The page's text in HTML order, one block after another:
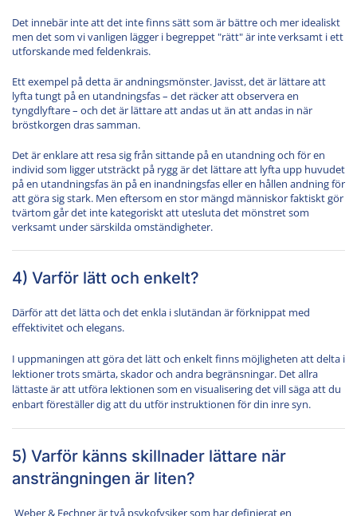
Det innebär inte att det inte finns sätt som är bättre och mer idealiskt
men det som vi vanligen lägger i begreppet "rätt" är inte verksamt i ett
utforskande med feldenkrais.
Ett exempel på detta är andningsmönster. Javisst, det är lättare att
lyfta tungt på en utandningsfas – det räcker att observera en
tyngdlyftare – och det är lättare att andas ut än att andas in när
bröstkorgen dras samman.
Det är enklare att resa sig från sittande på en utandning och för en
individ som ligger utsträckt på rygg är det lättare att lyfta upp huvudet
på en utandningsfas än på en inandningsfas eller en hållen andning för
att göra sig stark. Men eftersom en stor mängd människor faktiskt gör
tvärtom går det inte kategoriskt att utesluta det mönstret som
verksamt under särskilda omständigheter.
4) Varför lätt och enkelt?
Därför att det lätta och det enkla i slutändan är förknippat med
effektivitet och elegans.
I uppmaningen att göra det lätt och enkelt finns möjligheten att delta i
lektioner trots smärta, skador och andra begränsningar. Det allra
lättaste är att utföra lektionen som en visualisering det vill säga att du
enbart föreställer dig att du utför instruktionen för din inre syn.
5) Varför känns skillnader lättare när
ansträngningen är liten?
Weber & Fechner är två psykofysiker som har definierat en